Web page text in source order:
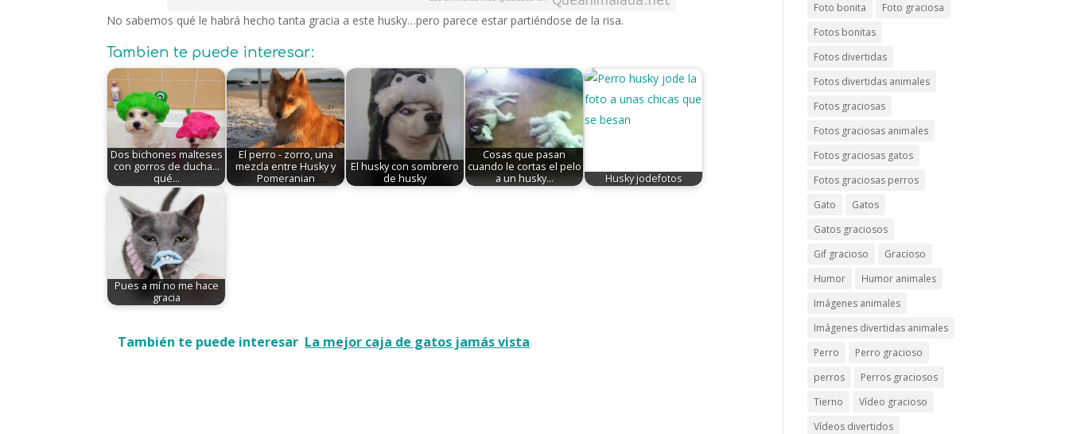
No sabemos qué le habrá hecho tanta gracia a este husky…pero parece estar partiéndose de la risa.
Tambien te puede interesar:
Dos bichones malteses
con gorros de ducha...
qué…
El perro - zorro, una
mezcla entre Husky y
Pomeranian
El husky con sombrero
de husky
Cosas que pasan
cuando le cortas el pelo
a un husky...
Husky jodefotos
Pues a mí no me hace
gracia
También te puede interesar La mejor caja de gatos jamás vista
Foto bonita
Foto graciosa
Fotos bonitas
Fotos divertidas
Fotos divertidas animales
Fotos graciosas
Fotos graciosas animales
Fotos graciosas gatos
Fotos graciosas perros
Gato
Gatos
Gatos graciosos
Gif gracioso
Gracioso
Humor
Humor animales
Imágenes animales
Imágenes divertidas animales
Perro
Perro gracioso
perros
Perros graciosos
Tierno
Vídeo gracioso
Vídeos divertidos